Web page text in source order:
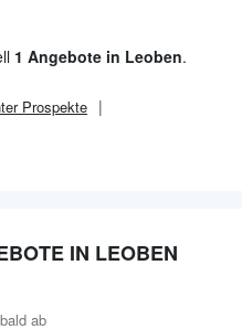
1 Angebote in Leoben.
Prospekte
IN LEOBEN
ab